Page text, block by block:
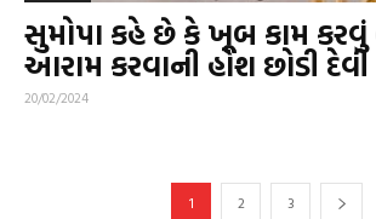
સુમોપા કહે છે કે ખૂબ કામ કરવું
આરામ કરવાની હોંશ છોડી
20/02/2024
1 2 3